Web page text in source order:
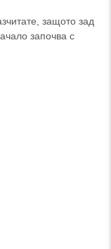
защото зад
започва с